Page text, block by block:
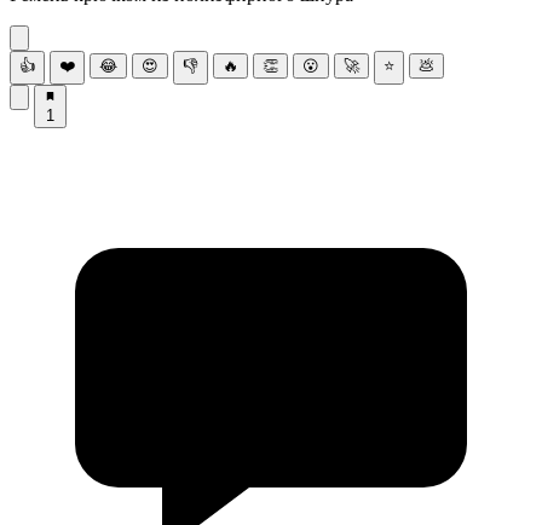
👍 ❤️ 😂 😍 👎 🔥 👏 😮 🚀 ⭐ 💩
1